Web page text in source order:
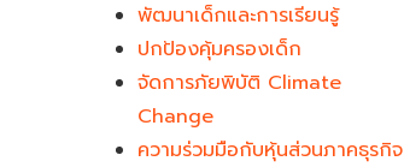
พัฒนาเด็กและการเรียนรู้
ปกป้องคุ้มครองเด็ก
จัดการภัยพิบัติ Climate
Change
ความร่วมมือกับหุ้นส่วนภาคธุรกิจ